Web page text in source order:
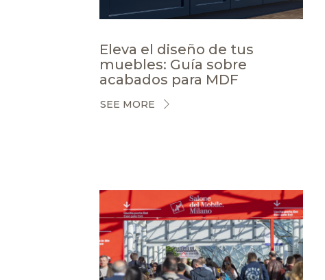
Eleva el diseño de tus
muebles: Guía sobre
acabados para MDF
SEE MORE